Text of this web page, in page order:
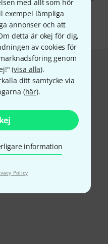
med allt som hör
exempel lämpliga
annonser och att
detta är okej för dig,
av cookies för
genom
(visa alla).
ditt samtycke via
(här).
information
Policy
när som helst. Du finner mer
i vårsekretesspolicy
säkert med
Direktbetalningeller